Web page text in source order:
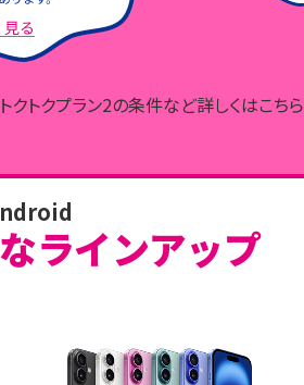
トクトクプラン2の条件など詳しくはこち
ラインアップ